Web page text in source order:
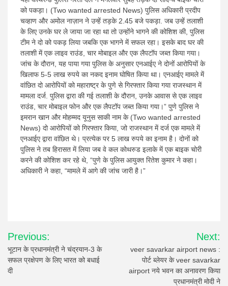
को पकड़ा। (Two wanted arrested News) पुलिस अधिकारी प्रदीप
चव्हाण और अमोल नाज़ान ने उन्हें तड़के 2.45 बजे पकड़ा. जब उन्हें तलाशी
के लिए उनके घर ले जाया जा रहा था तो उन्होंने भागने की कोशिश की, पुलिस
टीम ने दो को पकड़ लिया जबकि एक भागने में सफल रहा। इसके बाद घर की
तलाशी में एक लाइव राउंड, चार मोबाइल और एक लैपटॉप जब्त किया गया।
जांच के दौरान, यह पाया गया पुलिस के अनुसार एनआईए ने दोनों आरोपियों के
खिलाफ 5-5 लाख रुपये का नकद इनाम घोषित किया था। एनआईए मामले में
वांछित दो आरोपियों को महाराष्ट्र के पुणे से गिरफ्तार किया गया राजस्थान में
मामला दर्ज. पुलिस द्वारा की गई तलाशी के दौरान, उनके आवास से एक लाइव
राउंड, चार मोबाइल फोन और एक लैपटॉप जब्त किया गया।” पुणे पुलिस ने
इमरान खान और मोहम्मद यूनुस साकी नाम के (Two wanted arrested
News) दो आरोपियों को गिरफ्तार किया, जो राजस्थान में दर्ज एक मामले में
एनआईए द्वारा वांछित थे। प्रत्येक पर 5 लाख रुपये का इनाम है। दोनों को
पुलिस ने तब हिरासत में लिया जब वे कल कोथरुड इलाके में एक बाइक चोरी
करने की कोशिश कर रहे थे, “पुणे के पुलिस आयुक्त रितेश कुमार ने कहा।
अधिकारी ने कहा, “मामले में आगे की जांच जारी है।”
Post
navigation
Previous:
भूटान के प्रधानमंत्री ने चंद्रयान-3 के
सफल प्रक्षेपण के लिए भारत को बधाई
दी
Next:
veer savarkar airport news :
पोर्ट ब्लेयर के veer savarkar
airport नये भवन का अनावरण किया
प्रधानमंत्री मोदी ने